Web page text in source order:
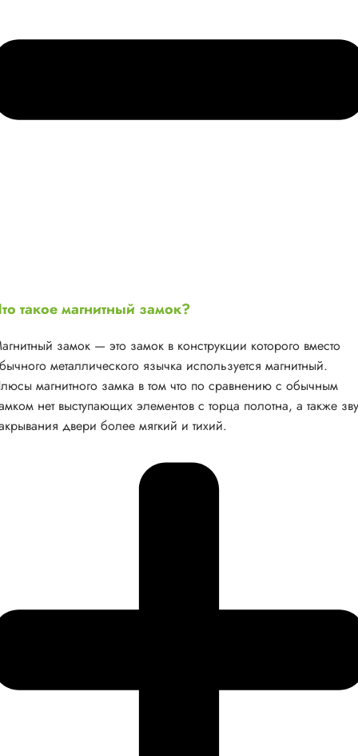
такое магнитный замок?
замок — это замок в конструкции которого вместо
металлического язычка используется магнитный.
магнитного замка в том что по сравнению с обычным
нет выступающих элементов с торца полотна, а также
двери более мягкий и тихий.